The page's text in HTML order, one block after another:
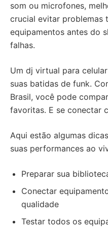
som ou microfones,
crucial evitar problemas
equipamentos antes do
falhas.
Um dj virtual para
suas batidas de funk.
Brasil, você pode
favoritas. E se conectar
Aqui estão algumas
suas performances ao
Preparar sua
Conectar
qualidade
Testar todos os